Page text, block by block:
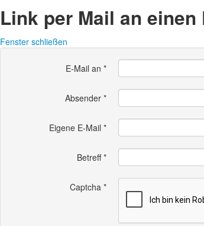
Link per Mail an einen
Fenster schließen
E-Mail an *
Absender *
Eigene E-Mail *
Betreff*
Captcha *